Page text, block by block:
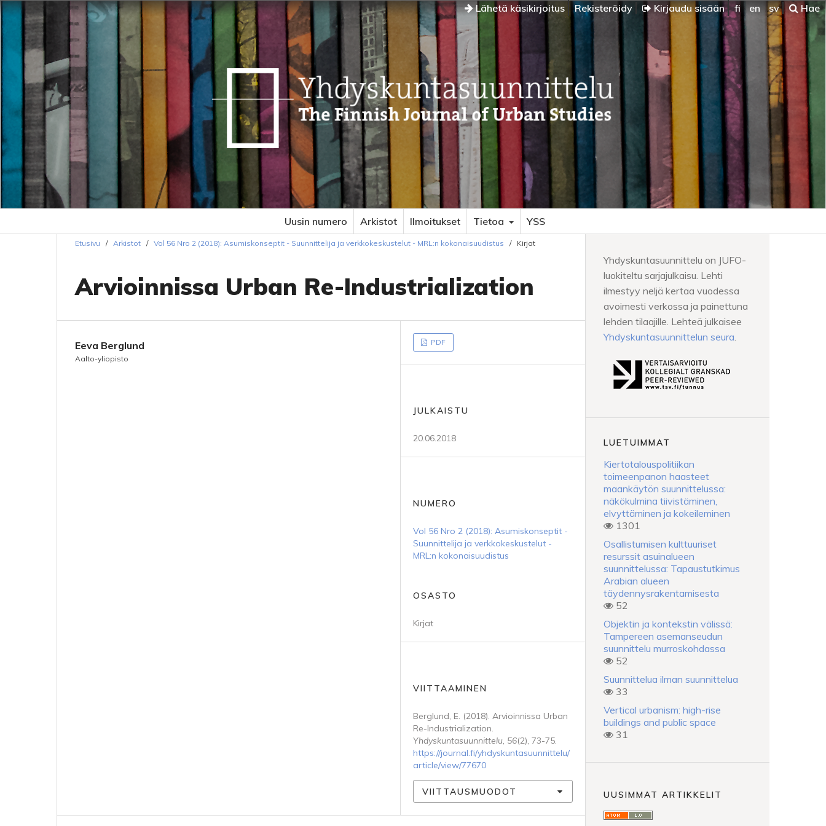
Lähetä käsikirjoitus Rekisteröidy Kirjaudu sisään fi en sv Hae
Uusin numero Arkistot Ilmoitukset Tietoa YSS
Etusivu / Arkistot / Vol 56 Nro 2 (2018): Asumiskonseptit - Suunnittelija ja verkkokeskustelut - MRL:n kokonaisuudistus / Kirjat
Arvioinnissa Urban Re-Industrialization
Eeva Berglund
Aalto-yliopisto
PDF
JULKAISTU
20.06.2018
NUMERO
Vol 56 Nro 2 (2018): Asumiskonseptit -
Suunnittelija ja verkkokeskustelut -
MRL:n kokonaisuudistus
OSASTO
Kirjat
VIITTAAMINEN
Berglund, E. (2018). Arvioinnissa Urban
Re-Industrialization.
Yhdyskuntasuunnittelu, 56(2), 73-75.
https://journal.fi/yhdyskuntasuunnittelu/
article/view/77670
VIITTAUSMUODOT
Yhdyskuntasuunnittelu on JUFO-
luokiteltu sarjajulkaisu. Lehti
ilmestyy neljä kertaa vuodessa
avoimesti verkossa ja painettuna
lehden tilaajille. Lehteä julkaisee
Yhdyskuntasuunnittelun seura.
LUETUIMMAT
Kiertotalouspolitiikan
toimeenpanon haasteet
maankäytön suunnittelussa:
näkökulmina tiivistäminen,
elvyttäminen ja kokeileminen
1301
Osallistumisen kulttuuriset
resurssit asuinalueen
suunnittelussa: Tapaustutkimus
Arabian alueen
täydennysrakentamisesta
52
Objektin ja kontekstin välissä:
Tampereen asemanseudun
suunnittelu murroskohdassa
52
Suunnittelua ilman suunnittelua
33
Vertical urbanism: high-rise
buildings and public space
31
UUSIMMAT ARTIKKELIT